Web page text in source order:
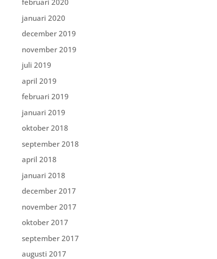
februari 2020
januari 2020
december 2019
november 2019
juli 2019
april 2019
februari 2019
januari 2019
oktober 2018
september 2018
april 2018
januari 2018
december 2017
november 2017
oktober 2017
september 2017
augusti 2017